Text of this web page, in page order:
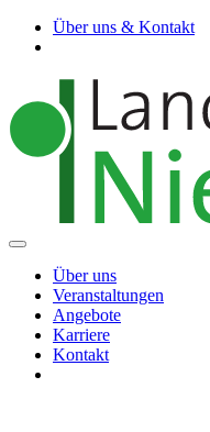
Über uns & Kontakt
Über uns
Veranstaltungen
Angebote
Karriere
Kontakt